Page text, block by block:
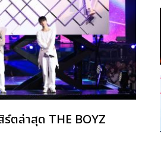
ตล่าสุด THE BOYZ